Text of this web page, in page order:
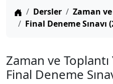
Anasayfa
Dersler
Zaman
Final Deneme Sınavı
Zaman ve
Final Deneme